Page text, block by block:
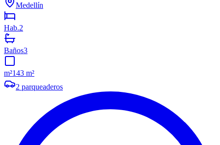
Medellín
Hab.2
Baños3
m²143 m²
2 parqueaderos